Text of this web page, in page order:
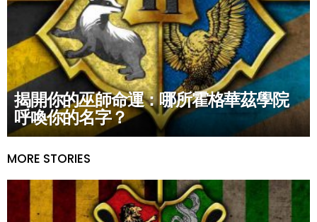
揭開你的巫師命運：哪所霍格華茲學院
呼喚你的名字？
MORE STORIES